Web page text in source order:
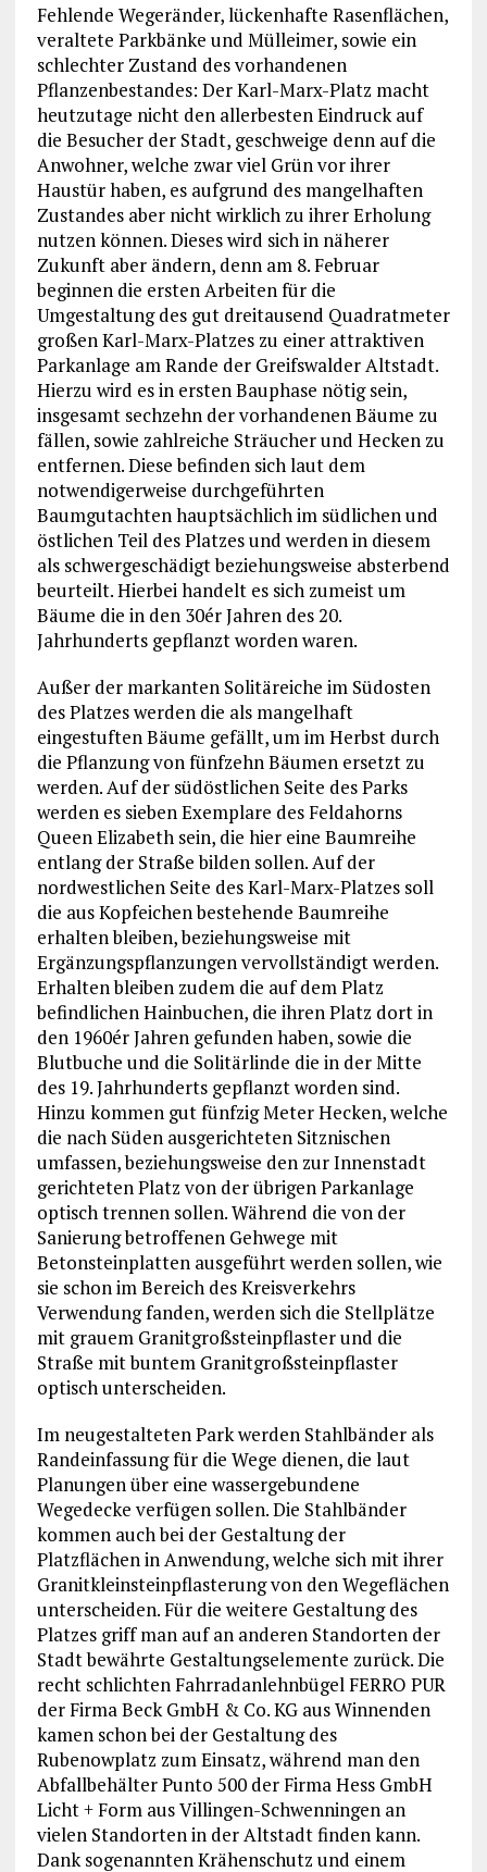
Fehlende Wegeränder, lückenhafte Rasenflächen,
veraltete Parkbänke und Mülleimer, sowie ein
schlechter Zustand des vorhandenen
Pflanzenbestandes: Der Karl-Marx-Platz macht
heutzutage nicht den allerbesten Eindruck auf
die Besucher der Stadt, geschweige denn auf die
Anwohner, welche zwar viel Grün vor ihrer
Haustür haben, es aufgrund des mangelhaften
Zustandes aber nicht wirklich zu ihrer Erholung
nutzen können. Dieses wird sich in näherer
Zukunft aber ändern, denn am 8. Februar
beginnen die ersten Arbeiten für die
Umgestaltung des gut dreitausend Quadratmeter
großen Karl-Marx-Platzes zu einer attraktiven
Parkanlage am Rande der Greifswalder Altstadt.
Hierzu wird es in ersten Bauphase nötig sein,
insgesamt sechzehn der vorhandenen Bäume zu
fällen, sowie zahlreiche Sträucher und Hecken zu
entfernen. Diese befinden sich laut dem
notwendigerweise durchgeführten
Baumgutachten hauptsächlich im südlichen und
östlichen Teil des Platzes und werden in diesem
als schwergeschädigt beziehungsweise absterbend
beurteilt. Hierbei handelt es sich zumeist um
Bäume die in den 30ér Jahren des 20.
Jahrhunderts gepflanzt worden waren.
Außer der markanten Solitäreiche im Südosten
des Platzes werden die als mangelhaft
eingestuften Bäume gefällt, um im Herbst durch
die Pflanzung von fünfzehn Bäumen ersetzt zu
werden. Auf der südöstlichen Seite des Parks
werden es sieben Exemplare des Feldahorns
Queen Elizabeth sein, die hier eine Baumreihe
entlang der Straße bilden sollen. Auf der
nordwestlichen Seite des Karl-Marx-Platzes soll
die aus Kopfeichen bestehende Baumreihe
erhalten bleiben, beziehungsweise mit
Ergänzungspflanzungen vervollständigt werden.
Erhalten bleiben zudem die auf dem Platz
befindlichen Hainbuchen, die ihren Platz dort in
den 1960ér Jahren gefunden haben, sowie die
Blutbuche und die Solitärlinde die in der Mitte
des 19. Jahrhunderts gepflanzt worden sind.
Hinzu kommen gut fünfzig Meter Hecken, welche
die nach Süden ausgerichteten Sitznischen
umfassen, beziehungsweise den zur Innenstadt
gerichteten Platz von der übrigen Parkanlage
optisch trennen sollen. Während die von der
Sanierung betroffenen Gehwege mit
Betonsteinplatten ausgeführt werden sollen, wie
sie schon im Bereich des Kreisverkehrs
Verwendung fanden, werden sich die Stellplätze
mit grauem Granitgroßsteinpflaster und die
Straße mit buntem Granitgroßsteinpflaster
optisch unterscheiden.
Im neugestalteten Park werden Stahlbänder als
Randeinfassung für die Wege dienen, die laut
Planungen über eine wassergebundene
Wegedecke verfügen sollen. Die Stahlbänder
kommen auch bei der Gestaltung der
Platzflächen in Anwendung, welche sich mit ihrer
Granitkleinsteinpflasterung von den Wegeflächen
unterscheiden. Für die weitere Gestaltung des
Platzes griff man auf an anderen Standorten der
Stadt bewährte Gestaltungselemente zurück. Die
recht schlichten Fahrradanlehnbügel FERRO PUR
der Firma Beck GmbH & Co. KG aus Winnenden
kamen schon bei der Gestaltung des
Rubenowplatz zum Einsatz, während man den
Abfallbehälter Punto 500 der Firma Hess GmbH
Licht + Form aus Villingen-Schwenningen an
vielen Standorten in der Altstadt finden kann.
Dank sogenannten Krähenschutz und einem